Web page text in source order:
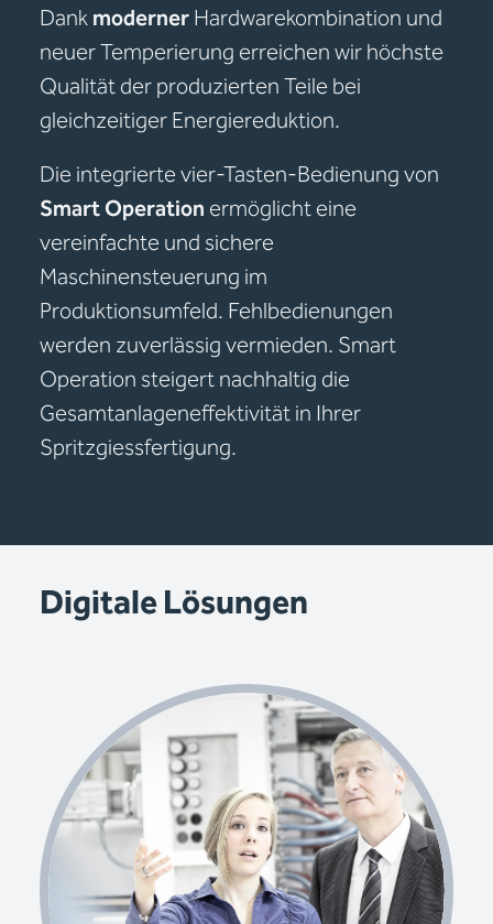
DankmodernerHardwarekombination und
neuer Temperierung erreichen wir höchste
Qualität der produzierten Teile bei
gleichzeitiger Energiereduktion.
Die integrierte vier-Tasten-Bedienung von
Smart Operationermöglicht eine
vereinfachte und sichere
Maschinensteuerung im
Produktionsumfeld. Fehlbedienungen
werden zuverlässig vermieden. Smart
Operation steigert nachhaltig die
Gesamtanlageneffektivität in Ihrer
Spritzgiessfertigung.
Digitale Lösungen